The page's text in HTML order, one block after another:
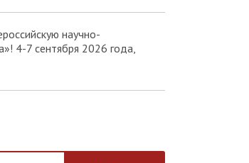
научно-
4-7 сентября 2026 года,